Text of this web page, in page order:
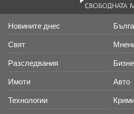
Новините днес
Свят
Разследвания
Имоти Авто
Технологии